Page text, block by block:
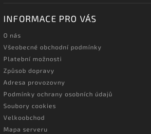
INFORMACE PRO VÁS
O nás
Všeobecné obchodní podmínky
Platební možnosti
Způsob dopravy
Adresa provozovny
Podmínky ochrany osobních údajů
Soubory cookies
Velkoobchod
Mapa serveru